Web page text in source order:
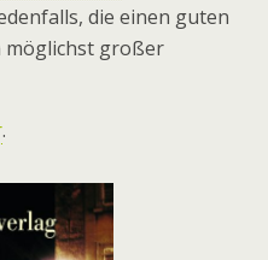
die einen guten
möglichst großer
.